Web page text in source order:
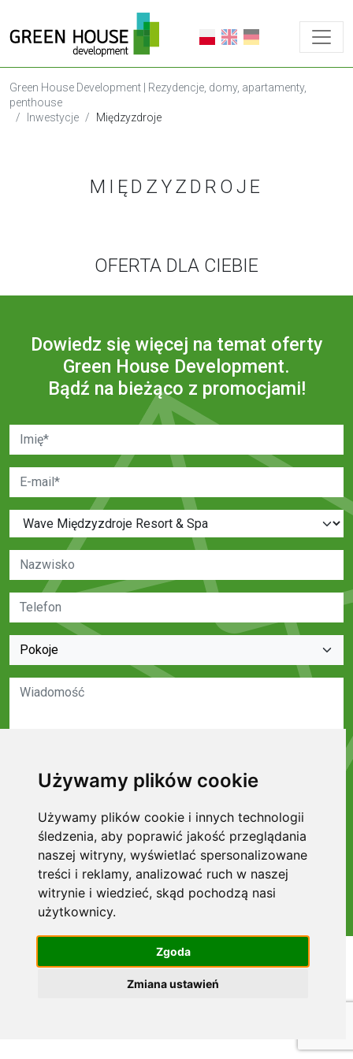
Używamy plików cookie
Używamy plików cookie i innych technologii
śledzenia, aby poprawić jakość przeglądania
naszej witryny, wyświetlać spersonalizowane
treści i reklamy, analizować ruch w naszej
witrynie i wiedzieć, skąd pochodzą nasi
użytkownicy.
Zgoda
Zmiana ustawień
Green House Development | Rezydencje, domy, apartamenty,
penthouse
Inwestycje
Międzyzdroje
MIĘDZYZDROJE
OFERTA DLA CIEBIE
Dowiedz się więcej na temat oferty
Green House Development.
Bądź na bieżąco z promocjami!
Imię
E-mail
Inwestycja
Nazwisko
Telefon
Pokoje
Wiadomość
elektroniczną na podany w formularzu adres e-mail*
Wyrażam zgodę na przetwarzanie danych osobowych w celach
marketingowych.*
* - pola wymagane
Regulamin serwisu
2026 © ALL RIGHTS RESERVED GREEN HOUSE